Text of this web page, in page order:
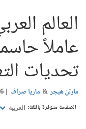
العالم
عاملاً
تحديات
مارتن هيجر ماريا صراف
الصفحة متوفرة باللغة: العربية